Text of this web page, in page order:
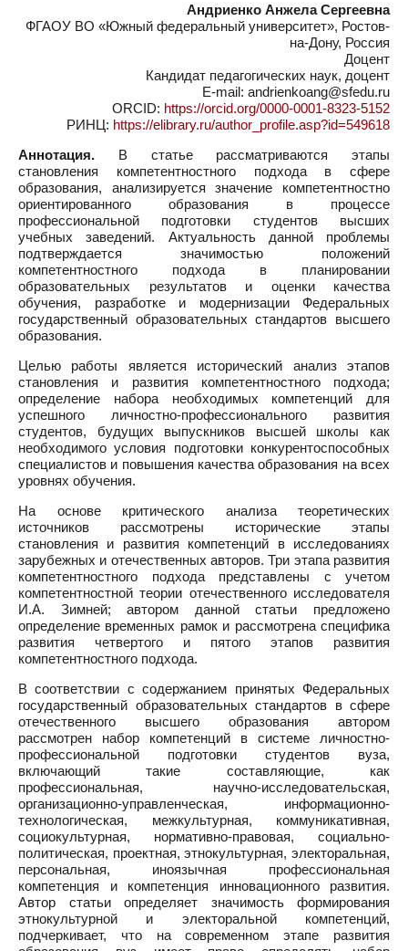
Андриенко Анжела Сергеевна
ФГАОУ ВО «Южный федеральный университет», Ростов-
на-Дону, Россия
Доцент
Кандидат педагогических наук, доцент
E-mail: andrienkoang@sfedu.ru
ORCID: https://orcid.org/0000-0001-8323-5152
РИНЦ: https://elibrary.ru/author_profile.asp?id=549618
Аннотация. В статье рассматриваются этапы
становления компетентностного подхода в сфере
образования, анализируется значение компетентностно
ориентированного образования в процессе
профессиональной подготовки студентов высших
учебных заведений. Актуальность данной проблемы
подтверждается значимостью положений
компетентностного подхода в планировании
образовательных результатов и оценки качества
обучения, разработке и модернизации Федеральных
государственный образовательных стандартов высшего
образования.
Целью работы является исторический анализ этапов
становления и развития компетентностного подхода;
определение набора необходимых компетенций для
успешного личностно-профессионального развития
студентов, будущих выпускников высшей школы как
необходимого условия подготовки конкурентоспособных
специалистов и повышения качества образования на всех
уровнях обучения.
На основе критического анализа теоретических
источников рассмотрены исторические этапы
становления и развития компетенций в исследованиях
зарубежных и отечественных авторов. Три этапа развития
компетентностного подхода представлены с учетом
компетентностной теории отечественного исследователя
И.А. Зимней; автором данной статьи предложено
определение временных рамок и рассмотрена специфика
развития четвертого и пятого этапов развития
компетентностного подхода.
В соответствии с содержанием принятых Федеральных
государственный образовательных стандартов в сфере
отечественного высшего образования автором
рассмотрен набор компетенций в системе личностно-
профессиональной подготовки студентов вуза,
включающий такие составляющие, как
профессиональная, научно-исследовательская,
организационно-управленческая, информационно-
технологическая, межкультурная, коммуникативная,
социокультурная, нормативно-правовая, социально-
политическая, проектная, этнокультурная, электоральная,
персональная, иноязычная профессиональная
компетенция и компетенция инновационного развития.
Автор статьи определяет значимость формирования
этнокультурной и электоральной компетенций,
подчеркивает, что на современном этапе развития